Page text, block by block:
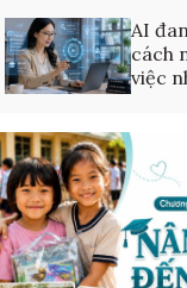
AI
cách
việc